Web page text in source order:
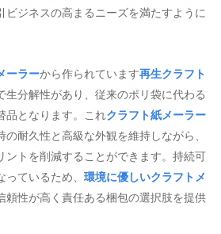
ビジネスの高まるニーズを満たすように
ーラーから作られています再生クラフト
生分解性があり、従来のポリ袋に代わる
品となります。これクラフト紙メーラー
耐久性と高級な外観を維持しながら、
ントを削減することができます。持続可
ているため、 環境に優しいクラフトメ
頼性が高く責任ある梱包の選択肢を提供